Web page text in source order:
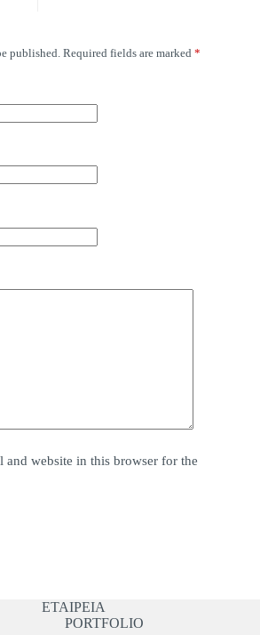
published. Required fields are marked *
and website in this browser for the
ΕΤΑΙΡΕΙΑ
PORTFOLIO